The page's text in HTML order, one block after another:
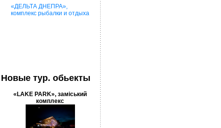
«ДЕЛЬТА ДНЕПРА»,
комплекс рыбалки и отдыха
Новые тур. обьекты
«LAKE PARK», заміський
комплекс